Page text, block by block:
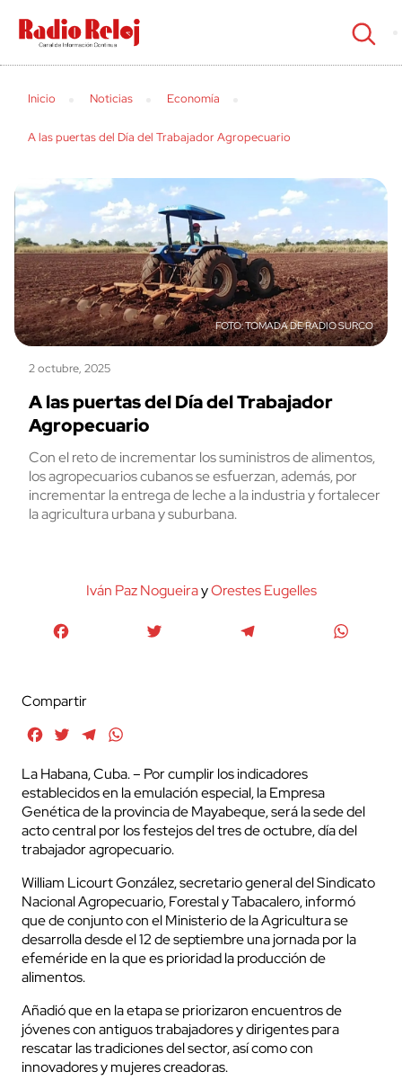
cerrar
Inicio Noticias Economía
A las puertas del Día del Trabajador Agropecuario
TOMADA DE RADIO SURCO
2 octubre, 2025
A las puertas del Día del Trabajador
Agropecuario
Con el reto de incrementar los suministros de alimentos,
los agropecuarios cubanos se esfuerzan, además, por
incrementar la entrega de leche a la industria y fortalecer
la agricultura urbana y suburbana.
Iván Paz NogueirayOrestes Eugelles
Compartir
FacebookTwitterTelegram
La Habana, Cuba. – Por cumplir los indicadores
establecidos en la emulación especial, la Empresa
Genética de la provincia de Mayabeque, será la sede del
acto central por los festejos del tres de octubre, día del
trabajador agropecuario.
William Licourt González, secretario general del Sindicato
Nacional Agropecuario, Forestal y Tabacalero, informó
que de conjunto con el Ministerio de la Agricultura se
desarrolla desde el 12 de septiembre una jornada por la
efeméride en la que es prioridad la producción de
alimentos.
Añadió que en la etapa se priorizaron encuentros de
jóvenes con antiguos trabajadores y dirigentes para
rescatar las tradiciones del sector, así como con
innovadores y mujeres creadoras.